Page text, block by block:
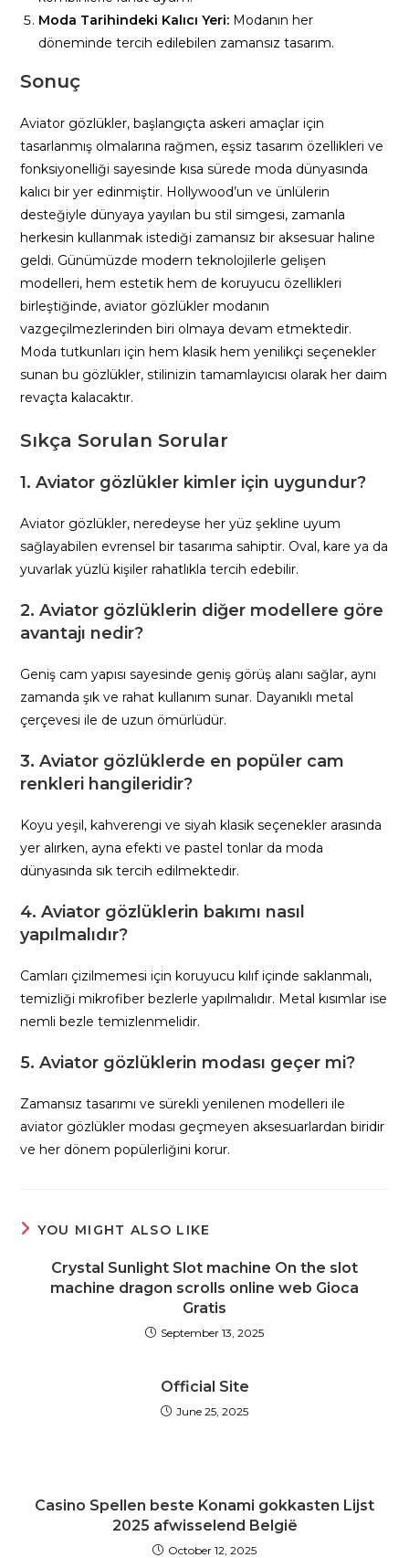
Moda Tarihindeki Kalıcı Yeri: Modanın her
döneminde tercih edilebilen zamansız tasarım.
Sonuç
Aviator gözlükler, başlangıçta askeri amaçlar için
tasarlanmış olmalarına rağmen, eşsiz tasarım özellikleri ve
fonksiyonelliği sayesinde kısa sürede moda dünyasında
kalıcı bir yer edinmiştir. Hollywood’un ve ünlülerin
desteğiyle dünyaya yayılan bu stil simgesi, zamanla
herkesin kullanmak istediği zamansız bir aksesuar haline
geldi. Günümüzde modern teknolojilerle gelişen
modelleri, hem estetik hem de koruyucu özellikleri
birleştiğinde, aviator gözlükler modanın
vazgeçilmezlerinden biri olmaya devam etmektedir.
Moda tutkunları için hem klasik hem yenilikçi seçenekler
sunan bu gözlükler, stilinizin tamamlayıcısı olarak her daim
revaçta kalacaktır.
Sıkça Sorulan Sorular
1. Aviator gözlükler kimler için uygundur?
Aviator gözlükler, neredeyse her yüz şekline uyum
sağlayabilen evrensel bir tasarıma sahiptir. Oval, kare ya da
yuvarlak yüzlü kişiler rahatlıkla tercih edebilir.
2. Aviator gözlüklerin diğer modellere göre
avantajı nedir?
Geniş cam yapısı sayesinde geniş görüş alanı sağlar, aynı
zamanda şık ve rahat kullanım sunar. Dayanıklı metal
çerçevesi ile de uzun ömürlüdür.
3. Aviator gözlüklerde en popüler cam
renkleri hangileridir?
Koyu yeşil, kahverengi ve siyah klasik seçenekler arasında
yer alırken, ayna efekti ve pastel tonlar da moda
dünyasında sık tercih edilmektedir.
4. Aviator gözlüklerin bakımı nasıl
yapılmalıdır?
Camları çizilmemesi için koruyucu kılıf içinde saklanmalı,
temizliği mikrofiber bezlerle yapılmalıdır. Metal kısımlar ise
nemli bezle temizlenmelidir.
5. Aviator gözlüklerin modası geçer mi?
Zamansız tasarımı ve sürekli yenilenen modelleri ile
aviator gözlükler modası geçmeyen aksesuarlardan biridir
ve her dönem popülerliğini korur.
YOU MIGHT ALSO LIKE
Crystal Sunlight Slot machine On the slot
machine dragon scrolls online web Gioca
Gratis
September 13, 2025
Official Site
June 25, 2025
Casino Spellen beste Konami gokkasten Lijst
2025 afwisselend België
October 12, 2025